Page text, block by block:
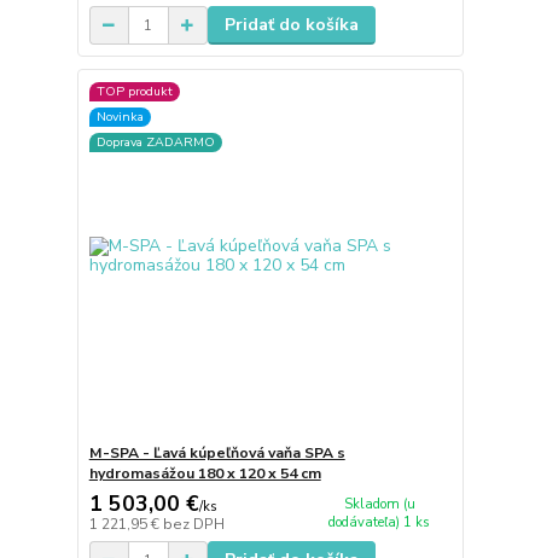
Pridať do košíka
TOP produkt
Novinka
Doprava ZADARMO
M-SPA - Ľavá kúpeľňová vaňa SPA s
hydromasážou 180 x 120 x 54 cm
1 503,00 €/ks
1 221,95 € bez DPH
Skladom (u
dodávateľa) 1 ks